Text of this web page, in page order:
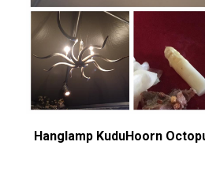
Hanglamp KuduHoorn